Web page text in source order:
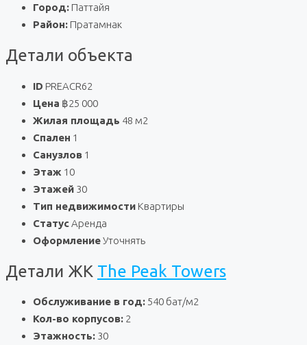
Город: Паттайя
Район: Пратамнак
Детали объекта
ID PREACR62
Цена ฿25 000
Жилая площадь 48 м2
Спален 1
Санузлов 1
Этаж 10
Этажей 30
Тип недвижимости Квартиры
СтатусАренда
ОформлениеУточнять
Детали ЖК The Peak Towers
Обслуживание в год: 540 бат/м2
Кол-во корпусов: 2
Этажность: 30